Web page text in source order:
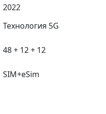
2022
Технология 5G
48 + 12 + 12
SIM+eSim